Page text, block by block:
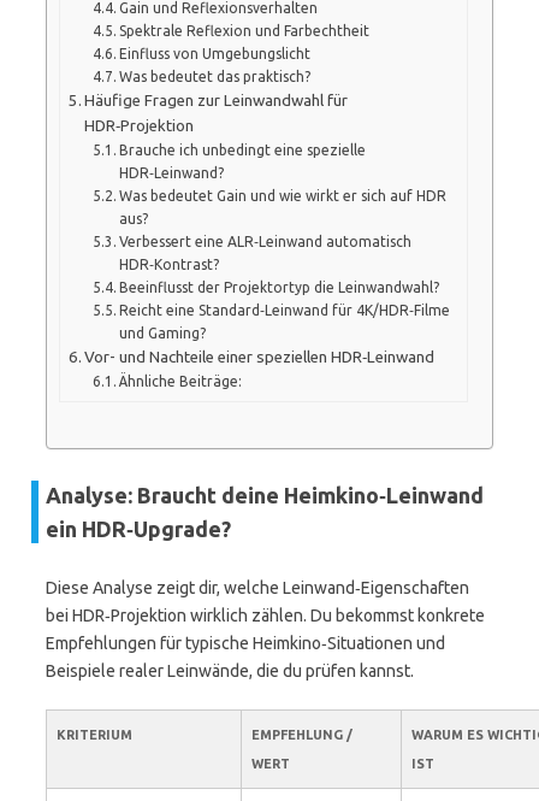
Gain und Reflexionsverhalten
Spektrale Reflexion und Farbechtheit
Einfluss von Umgebungslicht
Was bedeutet das praktisch?
Häufige Fragen zur Leinwandwahl für
HDR‑Projektion
Brauche ich unbedingt eine spezielle
HDR‑Leinwand?
Was bedeutet Gain und wie wirkt er sich auf HDR
aus?
Verbessert eine ALR‑Leinwand automatisch
HDR‑Kontrast?
Beeinflusst der Projektortyp die Leinwandwahl?
Reicht eine Standard‑Leinwand für 4K/HDR‑Filme
und Gaming?
Vor- und Nachteile einer speziellen HDR‑Leinwand
Ähnliche Beiträge:
Analyse: Braucht deine Heimkino‑Leinwand
ein HDR‑Upgrade?
Diese Analyse zeigt dir, welche Leinwand‑Eigenschaften
bei HDR‑Projektion wirklich zählen. Du bekommst konkrete
Empfehlungen für typische Heimkino‑Situationen und
Beispiele realer Leinwände, die du prüfen kannst.
KRITERIUM
EMPFEHLUNG /
WERT
WARUM ES
IST